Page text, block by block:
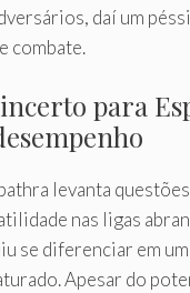
daí um
combate.
para
levanta
nas ligas
se diferenciar em
Apesar do